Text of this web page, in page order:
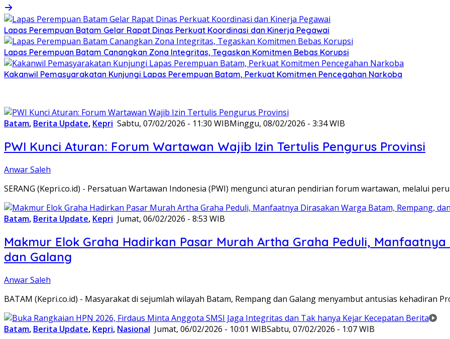
Lapas Perempuan Batam Gelar Rapat Dinas Perkuat Koordinasi dan Kinerja Pegawai
Lapas Perempuan Batam Canangkan Zona Integritas, Tegaskan Komitmen Bebas Korupsi
Kakanwil Pemasyarakatan Kunjungi Lapas Perempuan Batam, Perkuat Komitmen Pencegahan Narkoba
Batam, Berita Update, Kepri Sabtu, 07/02/2026 - 11:30 WIBMinggu, 08/02/2026 - 3:34 WIB
PWI Kunci Aturan: Forum Wartawan Wajib Izin Tertulis Pengurus Provinsi
Anwar Saleh
SERANG (Kepri.co.id) - Persatuan Wartawan Indonesia (PWI) mengunci aturan pendirian forum wartawan, melalui
Batam, Berita Update, Kepri Jumat, 06/02/2026 - 8:53 WIB
Makmur Elok Graha Hadirkan Pasar Murah Artha Graha Peduli,
dan Galang
Anwar Saleh
BATAM (Kepri.co.id) - Masyarakat di sejumlah wilayah Batam, Rempang dan Galang menyambut antusias kehadiran
Batam, Berita Update, Kepri, Nasional Jumat, 06/02/2026 - 10:01 WIBSabtu, 07/02/2026 - 1:07 WIB